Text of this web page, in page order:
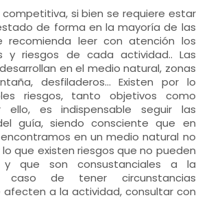
si bien se requiere estar
de forma en la mayoría de las
recomienda leer con atención los
y riesgos de cada actividad.. Las
en el medio natural, zonas
desfiladeros... Existen por lo
riesgos, tanto objetivos como
ello, es indispensable seguir las
guía, siendo consciente que en
en un medio natural no
que existen riesgos que no pueden
y que son consustanciales a la
caso de tener circunstancias
afecten a la actividad, consultar con